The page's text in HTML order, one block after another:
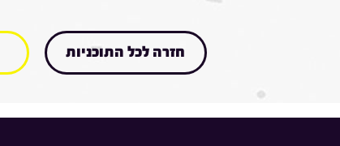
חזרה לכל התוכניות